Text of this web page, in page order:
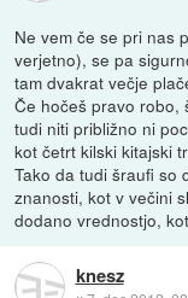
Ne vem če se pri nas
verjetno), se pa
tam dvakrat večje
Če hočeš pravo robo,
tudi niti približno ni
kot četrt kilski kitajski
Tako da tudi šraufi so
znanosti, kot v večini
dodano vrednostjo,
knesz